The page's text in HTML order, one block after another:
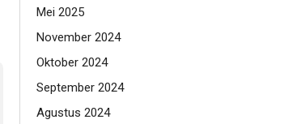
Mei 2025
November 2024
Oktober 2024
September 2024
Agustus 2024